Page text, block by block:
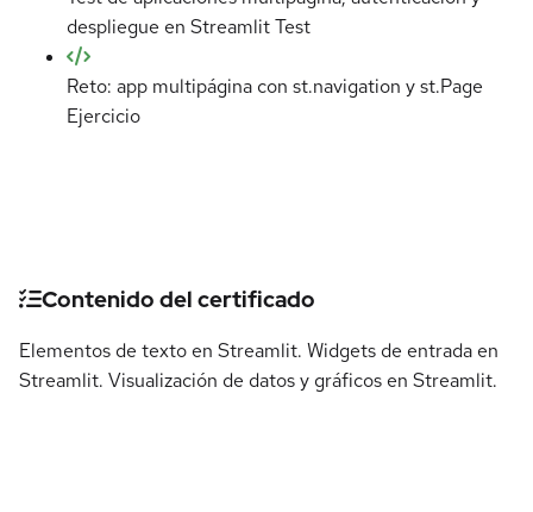
despliegue en StreamlitTest
Reto: app multipágina con st.navigation y st.Page
Ejercicio
Detalles del curso
Contenido del certificado
Elementos de texto en Streamlit. Widgets de entrada en
Streamlit. Visualización de datos y gráficos en Streamlit.